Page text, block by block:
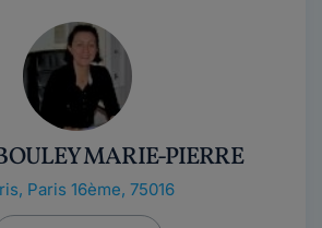
MARIE-PIERRE
, Paris 16ème, 75016